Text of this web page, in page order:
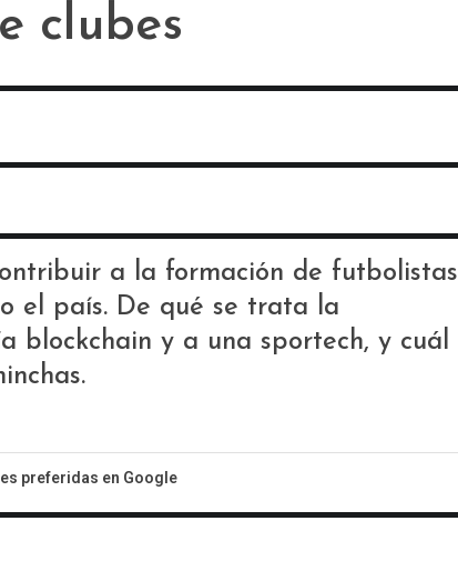
clubes
a la formación de futbolistas
el país. De qué se trata la
blockchain y a una sportech, y cuál
preferidas en Google